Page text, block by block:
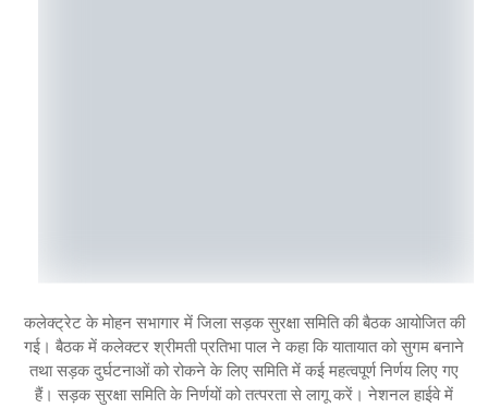
कलेक्ट्रेट के मोहन सभागार में जिला सड़क सुरक्षा समिति की बैठक आयोजित की
गई। बैठक में कलेक्टर श्रीमती प्रतिभा पाल ने कहा कि यातायात को सुगम बनाने
तथा सड़क दुर्घटनाओं को रोकने के लिए समिति में कई महत्वपूर्ण निर्णय लिए गए
हैं। सड़क सुरक्षा समिति के निर्णयों को तत्परता से लागू करें। नेशनल हाईवे में